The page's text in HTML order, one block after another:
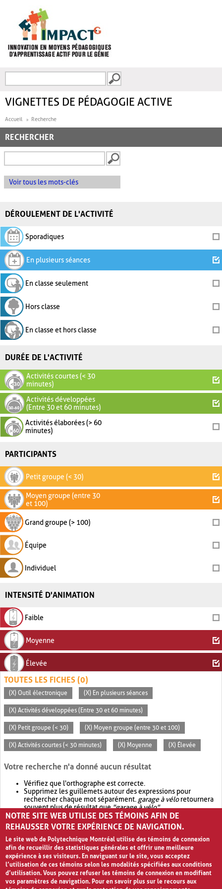
FORMULAIRE DE
VIGNETTES DE PÉDAGOGIE ACTIVE
Accueil Recherche
RECHERCHER
Voir tous les mots-clés
DÉROULEMENT DE L'ACTIVITÉ
Sporadiques
En plusieurs séances
En classe seulement
Hors classe
En classe et hors classe
DURÉE DE L'ACTIVITÉ
Activités courtes (< 30
minutes)
Activités développées
(Entre 30 et 60 minutes)
Activités élaborées (> 60
minutes)
PARTICIPANTS
Petit groupe (< 30)
Moyen groupe (entre 30
et 100)
Grand groupe (> 100)
Équipe
Individuel
INTENSITÉ D'ANIMATION
Faible
Moyenne
Élevée
TOUTES LES FICHES (0)
(X) Outil électronique (X) En plusieurs séances
(X) Activités développées (Entre 30 et 60 minutes)
(X) Petit groupe (< 30) (X) Moyen groupe (entre 30 et 100)
(X) Activités courtes (< 30 minutes) (X) Moyenne (X) Élevée
Votre recherche n'a donné aucun résultat
Vérifiez que l'orthographe est correcte.
Supprimez les guillemets autour des expressions pour
rechercher chaque mot séparément. garage à véloretournera
souvent plus de résultat que"garage à vélo".
Envisagez d'élargir votre recherche avec OR.garage OR vélo
retournera souvent plus de résultat quegarage à vélo
NOTRE SITE WEB UTILISE DES TÉMOINS AFIN DE
REHAUSSER VOTRE EXPÉRIENCE DE NAVIGATION.
Le site web de Polytechnique Montréal utilise des témoins de connexion
afin de recueillir des statistiques générales et offrir une meilleure
expérience à ses visiteurs. En naviguant sur le site, vous acceptez
l’utilisation de ces témoins selon les modalités spécifiées aux conditions
d’utilisation. Vous pouvez refuser les témoins de connexion en modifiant
vos paramètres de navigation. Pour en savoir plus sur le recours aux